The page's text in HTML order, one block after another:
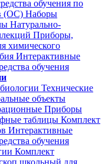
обучения по
(ОС) Наборы
Натурально-
Приборы,
химического
Интерактивные
обучения
Технические
объекты
Приборы
таблицы Комплект
Интерактивные
обучения
Комплект
школьный для